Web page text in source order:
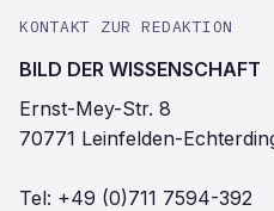
KONTAKT ZUR REDAKTION
BILD DER WISSENSCHAFT
Ernst-Mey-Str. 8
70771 Leinfelden-
Tel: +49 (0)711 7594-392